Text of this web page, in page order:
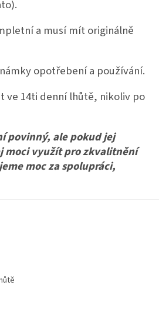
a musí mít originálně
opotřebení a používání.
ve 14ti denní lhůtě, nikoliv po
povinný, ale pokud jej
moci využít pro zkvalitnění
moc za spolupráci,